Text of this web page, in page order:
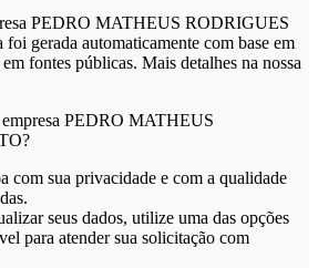
PEDRO MATHEUS RODRIGUES
gerada automaticamente com base em
fontes públicas. Mais detalhes na nossa
PEDRO MATHEUS
com sua privacidade e com a qualidade
seus dados, utilize uma das opções
para atender sua solicitação com